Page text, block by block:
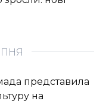
представила
на